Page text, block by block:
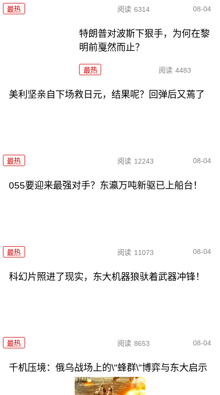
最热 阅读 6314 08-04
特朗普对波斯下狠手，为何在黎
明前戛然而止？
最热 阅读 4483
美利坚亲自下场救日元，结果呢？回弹后又蔫了
最热 阅读 12243 08-04
055要迎来最强对手？东瀛万吨新驱已上船台！
最热 阅读 11073 08-04
科幻片照进了现实，东大机器狼驮着武器冲锋！
最热 阅读 8653 08-04
千机压境：俄乌战场上的\"蜂群\"博弈与东大启示